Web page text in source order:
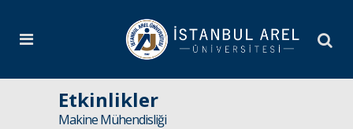
Etkinlikler
Makine Mühendisliği